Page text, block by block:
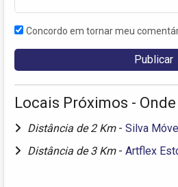
Concordo em tornar meu
Locais Próximos - Onde
Distância de 2 Km - Silva
Distância de 3 Km - Artflex